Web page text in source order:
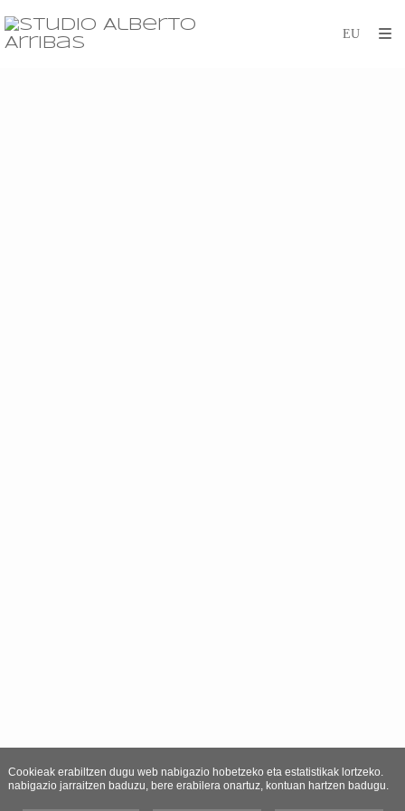
Cookieak erabiltzen dugu web nabigazio hobetzeko eta estatistikak lortzeko.
nabigazio jarraitzen baduzu, bere erabilera onartuz, kontuan hartzen badugu.